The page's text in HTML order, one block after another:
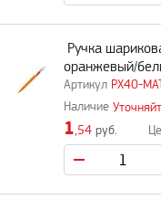
PX40-
Ручка
оранжевый/
1,54 руб.